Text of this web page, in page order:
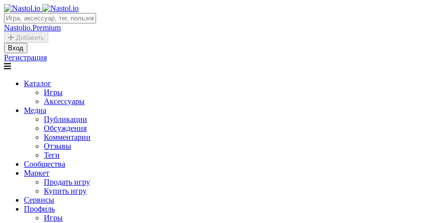
Nastolio.Premium
Добавить
Вход
Регистрация
Каталог
Игры
Аксессуары
Медиа
Публикации
Обсуждения
Комментарии
Отзывы
Теги
Сообщества
Маркет
Продать игру
Купить игру
Сервисы
Профиль
Игры